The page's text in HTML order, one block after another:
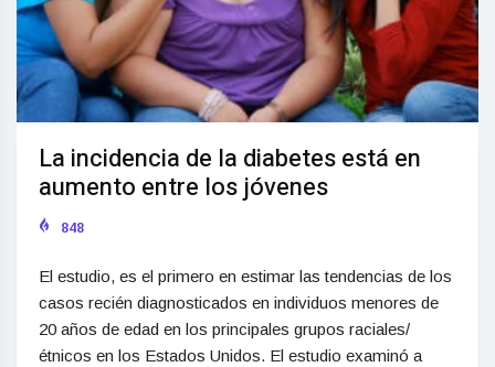
La incidencia de la diabetes está en
aumento entre los jóvenes
848
El estudio, es el primero en estimar las tendencias de los
casos recién diagnosticados en individuos menores de
20 años de edad en los principales grupos raciales/
étnicos en los Estados Unidos. El estudio examinó a